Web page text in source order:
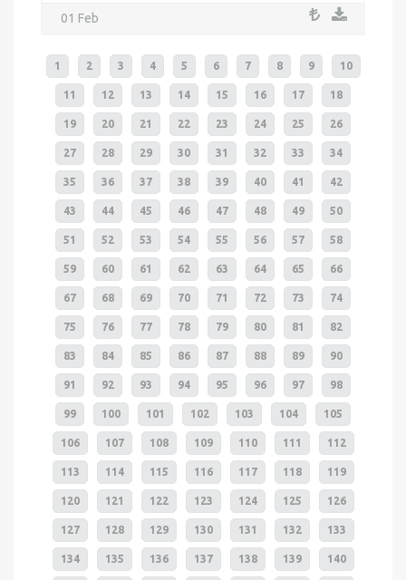
01 Feb
1 2 3 4 5 6 7 8 9 10
11 12 13 14 15 16 17 18
19 20 21 22 23 24 25 26
27 28 29 30 31 32 33 34
35 36 37 38 39 40 41 42
43 44 45 46 47 48 49 50
51 52 53 54 55 56 57 58
59 60 61 62 63 64 65 66
67 68 69 70 71 72 73 74
75 76 77 78 79 80 81 82
83 84 85 86 87 88 89 90
91 92 93 94 95 96 97 98
99 100 101 102 103 104 105
106 107 108 109 110 111 112
113 114 115 116 117 118 119
120 121 122 123 124 125 126
127 128 129 130 131 132 133
134 135 136 137 138 139 140